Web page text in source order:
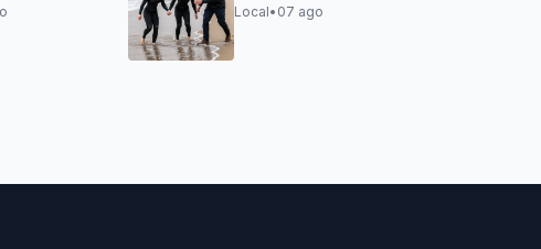
hasta
en O Torno (San
Local• 07 ago